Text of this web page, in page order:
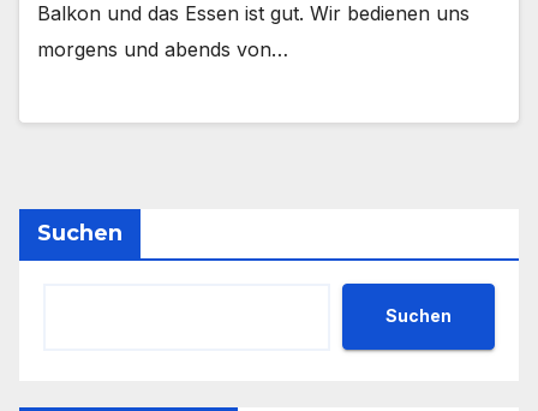
Balkon und das Essen ist gut. Wir bedienen uns
morgens und abends von…
Suchen
Suchen